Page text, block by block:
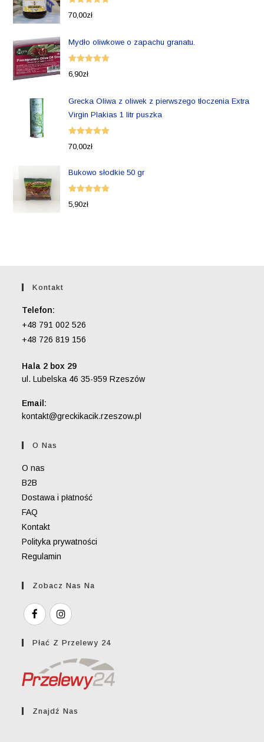
Oceniono
70,00zł
Mydło oliwkowe o zapachu granatu.
Oceniono
6,90zł
Grecka Oliwa z oliwek z pierwszego tłoczenia Extra
Virgin Plakias 1 litr puszka
Oceniono
70,00zł
Bukowo słodkie 50 gr
Oceniono
5,90zł
Kontakt
Telefon:
+48 791 002 526
+48 726 819 156
Hala 2 box 29
ul. Lubelska 46 35-959 Rzeszów
Email:
kontakt@greckikacik.rzeszow.pl
O Nas
O nas
B2B
Dostawa i płatność
FAQ
Kontakt
Polityka prywatności
Regulamin
Zobacz Nas Na
Płać Z Przelewy 24
Znajdź Nas